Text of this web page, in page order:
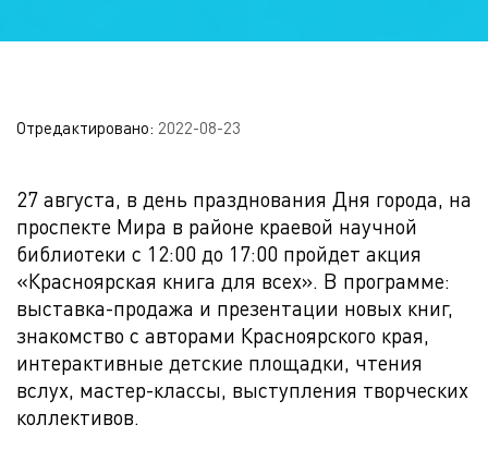
Отредактировано: 2022-08-23
27 августа, в день празднования Дня города, на
проспекте Мира в районе краевой научной
библиотеки с 12:00 до 17:00 пройдет акция
«Красноярская книга для всех». В программе:
выставка-продажа и презентации новых книг,
знакомство с авторами Красноярского края,
интерактивные детские площадки, чтения
вслух, мастер-классы, выступления творческих
коллективов.